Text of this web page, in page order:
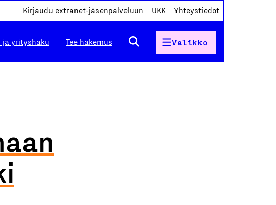
Kirjaudu extranet-jäsenpalveluun UKK Yhteystiedot
ja yrityshaku Tee hakemus Valikko